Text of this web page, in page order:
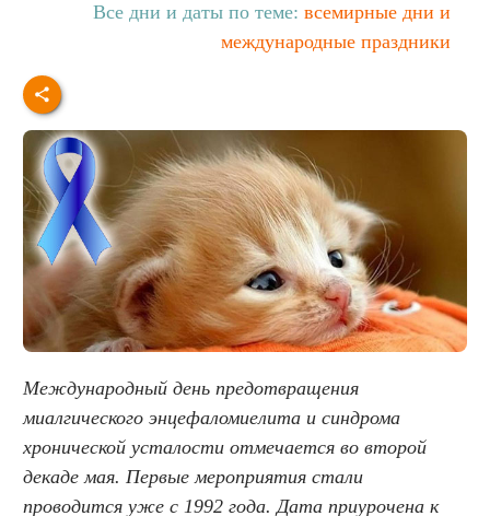
Все дни и даты по теме: всемирные дни и
международные праздники
Международный день предотвращения
миалгического энцефаломиелита и синдрома
хронической усталости отмечается во второй
декаде мая. Первые мероприятия стали
проводится уже с 1992 года. Дата приурочена к